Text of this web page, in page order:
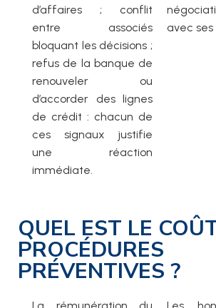
d’affaires ; conflit
entre associés
bloquant les décisions ;
refus de la banque de
renouveler ou
d’accorder des lignes
de crédit : chacun de
ces signaux justifie
une réaction
immédiate.
avec
QUEL EST LE
PROCÉDURES
PRÉVENTIVES ?